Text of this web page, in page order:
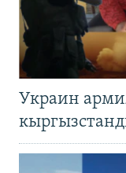
Украин